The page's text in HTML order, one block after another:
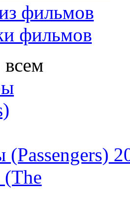
фильмов
фильмов